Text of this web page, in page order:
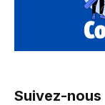
Suivez-nous